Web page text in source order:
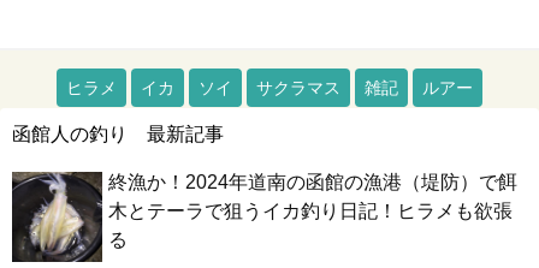
ヒラメ イカ ソイ サクラマス 雑記 ルアー
函館人の釣り 最新記事
終漁か！2024年道南の函館の漁港（堤防）で餌
木とテーラで狙うイカ釣り日記！ヒラメも欲張
る